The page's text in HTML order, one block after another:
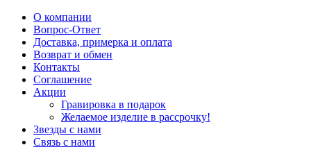
О компании
Вопрос-Ответ
Доставка, примерка и оплата
Возврат и обмен
Контакты
Соглашение
Акции
Гравировка в подарок
Желаемое изделие в рассрочку!
Звезды с нами
Связь с нами